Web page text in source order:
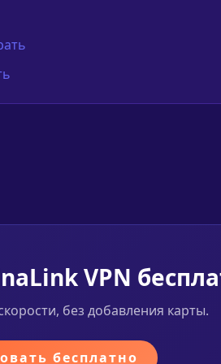
VPN
без добавления карты.
бесплатно